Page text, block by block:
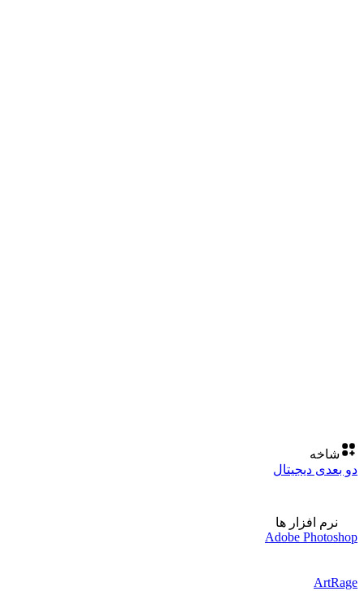
شاخه
دو بعدی دیجیتال
نرم افزار ها
Adobe Photoshop
ArtRage